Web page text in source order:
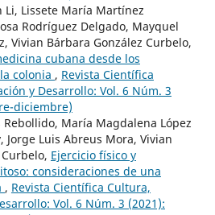
Li, Lissete María Martínez
Rodríguez Delgado, Mayquel
Vivian Bárbara González Curbelo,
cubana desde los
colonia , Revista Científica
y Desarrollo: Vol. 6 Núm. 3
diciembre)
Rebollido, María Magdalena López
Jorge Luis Abreus Mora, Vivian
Ejercicio físico y
consideraciones de una
, Revista Científica Cultura,
Vol. 6 Núm. 3 (2021):